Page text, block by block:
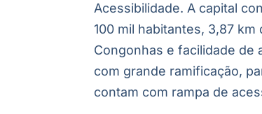
Acessibilidade. A capital
100 mil habitantes, 3,87
Congonhas e facilidade de
com grande ramificação,
contam com rampa de